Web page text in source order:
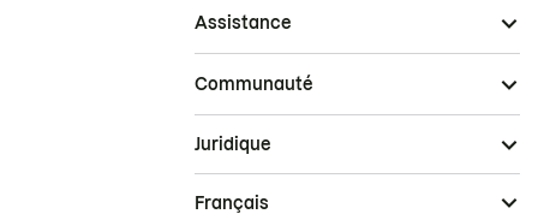
Assistance
Communauté
Juridique
Français